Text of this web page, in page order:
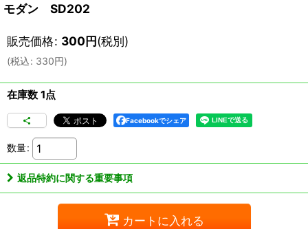
モダン SD202
販売価格: 300円(税別)
(税込: 330円)
在庫数 1点
Facebookでシェア
数量:
返品特約に関する重要事項
カートに入れる